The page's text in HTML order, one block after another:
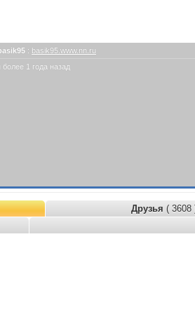
: basik95.www.nn.ru
1 года назад
Друзья ( 3608